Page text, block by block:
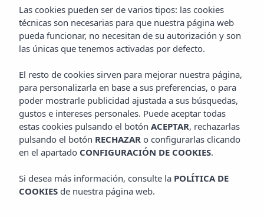
Las cookies pueden ser de varios tipos: las cookies
técnicas son necesarias para que nuestra página web
pueda funcionar, no necesitan de su autorización y son
las únicas que tenemos activadas por defecto.
El resto de cookies sirven para mejorar nuestra página,
para personalizarla en base a sus preferencias, o para
poder mostrarle publicidad ajustada a sus búsquedas,
gustos e intereses personales. Puede aceptar todas
estas cookies pulsando el botón ACEPTAR, rechazarlas
pulsando el botón RECHAZAR o configurarlas clicando
en el apartado CONFIGURACIÓN DE COOKIES.
Si desea más información, consulte la POLÍTICA DE
COOKIES de nuestra página web.